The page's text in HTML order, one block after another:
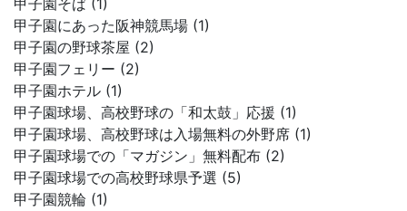
甲子園そば (1)
甲子園にあった阪神競馬場 (1)
甲子園の野球茶屋 (2)
甲子園フェリー (2)
甲子園ホテル (1)
甲子園球場、高校野球の「和太鼓」応援 (1)
甲子園球場、高校野球は入場無料の外野席 (1)
甲子園球場での「マガジン」無料配布 (2)
甲子園球場での高校野球県予選 (5)
甲子園競輪 (1)